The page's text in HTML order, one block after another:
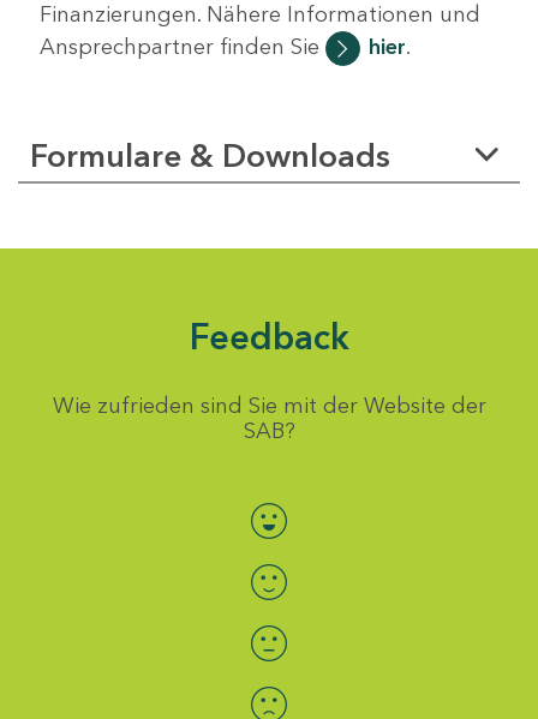
Finanzierungen. Nähere Informationen und
Ansprechpartner finden Sie
hier.
Formulare & Downloads
Feedback
Wie zufrieden sind Sie mit der Website der
SAB?
Bewertung auswählen